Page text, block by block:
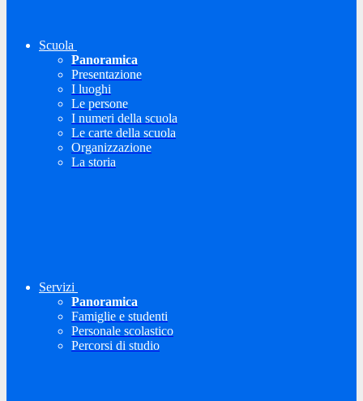
Scuola
Panoramica
Presentazione
I luoghi
Le persone
I numeri della scuola
Le carte della scuola
Organizzazione
La storia
Servizi
Panoramica
Famiglie e studenti
Personale scolastico
Percorsi di studio